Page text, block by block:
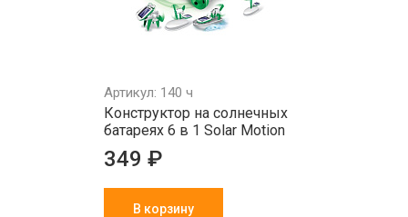
Артикул: 140 ч
Конструктор на солнечных
батареях 6 в 1 Solar Motion
349 ₽
В корзину